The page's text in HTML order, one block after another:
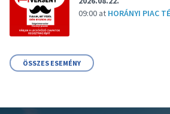
09:00 at HORÁNYI PIAC
ÖSSZES ESEMÉNY